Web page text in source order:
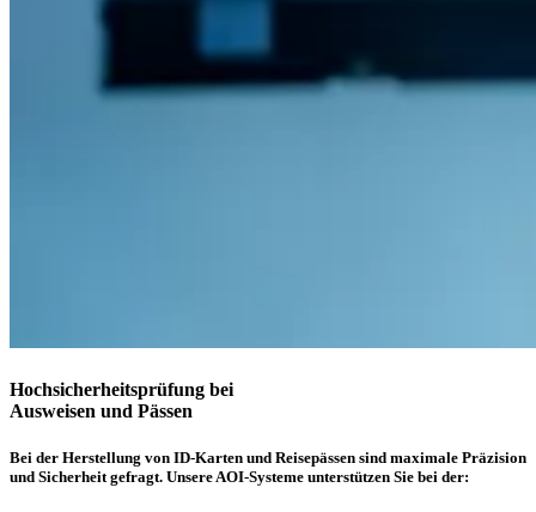
Hochsicherheitsprüfung bei
Ausweisen und Pässen
Bei der Herstellung von ID-Karten und Reisepässen sind maximale Präzision
und Sicherheit gefragt. Unsere AOI-Systeme unterstützen Sie bei der: